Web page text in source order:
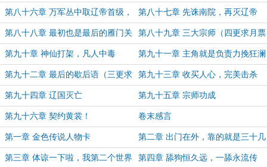
哦？（三更求月票订阅！）
第八十六章 万军丛中取辽帝首级，
时机已至！
第八十七章 先诛南院，再灭辽帝
第八十八章 最初也是最后的雁门关
（800月票加更）
第八十九章 三大宗师（四更求月票
订阅！）
第九十章 神仙打架，凡人中毒 第九十一章 主角就是负责力挽狂澜
第九十二章 最后的歇后语（三更求
票！）
第九十三章 收买人心，完美击杀
（四更爆发！）
第九十四章 辽国灭亡 第九十五章 宗师功成
第九十六章 契约黄裳！ 卷末感言
第一章 金色传说人物卡 第二章 出门在外，靠的就是三十几
个星级小弟撑门面
第三章 体谅一下啦，我第二个世界 第四章 舔狗恒久远，一舔永流传